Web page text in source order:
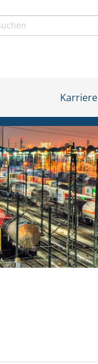
Karriere